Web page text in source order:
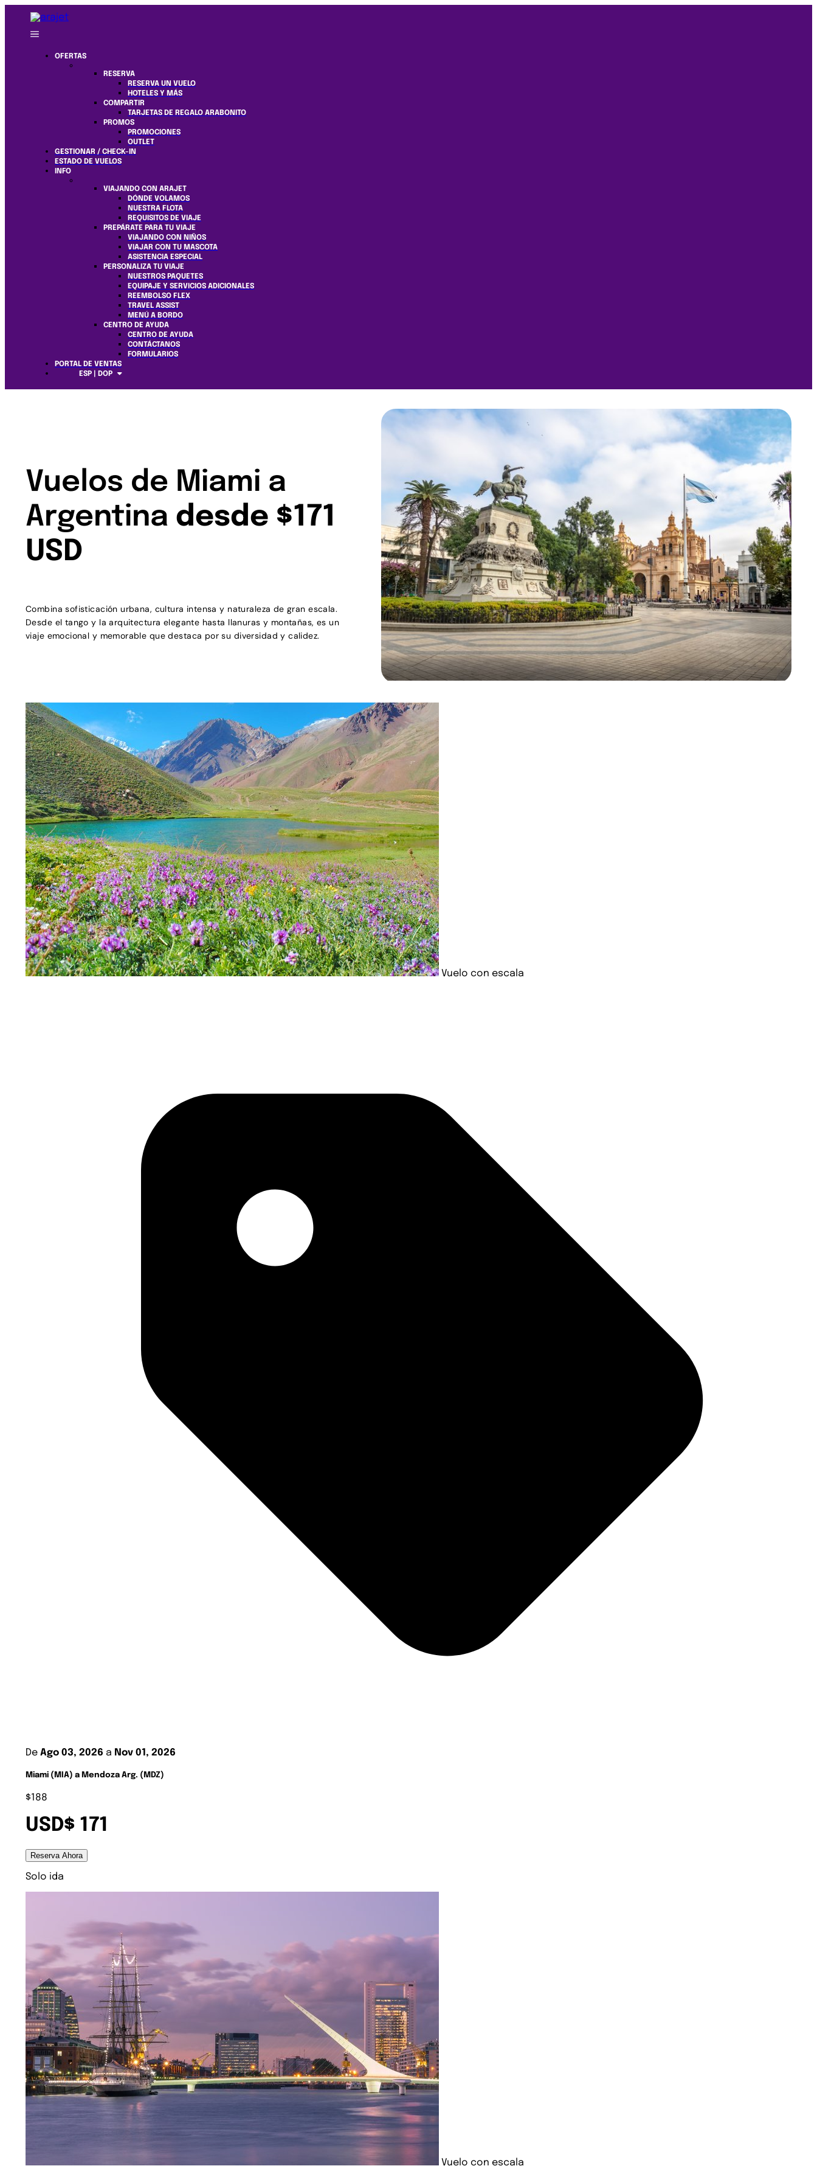
OFERTAS
RESERVA
RESERVA UN VUELO
HOTELES Y MÁS
COMPARTIR
TARJETAS DE REGALO ARABONITO
PROMOS
PROMOCIONES
OUTLET
GESTIONAR / CHECK-IN
ESTADO DE VUELOS
INFO
VIAJANDO CON ARAJET
DÓNDE VOLAMOS
NUESTRA FLOTA
REQUISITOS DE VIAJE
PREPÁRATE PARA TU VIAJE
VIAJANDO CON NIÑOS
VIAJAR CON TU MASCOTA
ASISTENCIA ESPECIAL
PERSONALIZA TU VIAJE
NUESTROS PAQUETES
EQUIPAJE Y SERVICIOS ADICIONALES
REEMBOLSO FLEX
TRAVEL ASSIST
MENÚ A BORDO
CENTRO DE AYUDA
CENTRO DE AYUDA
CONTÁCTANOS
FORMULARIOS
PORTAL DE VENTAS
ESP | DOP
Vuelos de Miami a
Argentina desde $171
USD
Combina sofisticación urbana, cultura intensa y naturaleza de gran escala.
Desde el tango y la arquitectura elegante hasta llanuras y montañas, es un
viaje emocional y memorable que destaca por su diversidad y calidez.
Vuelo con escala
De Ago 03, 2026 a Nov 01, 2026
Miami (MIA) a Mendoza Arg. (MDZ)
$188
USD$ 171
Reserva Ahora
Solo ida
Vuelo con escala